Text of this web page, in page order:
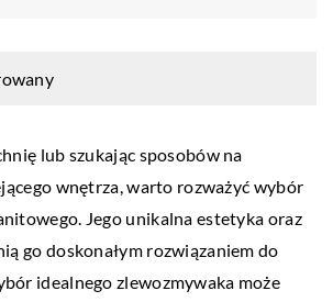
lub szukając sposobów na
wnętrza, warto rozważyć wybór
Jego unikalna estetyka oraz
go doskonałym rozwiązaniem do
idealnego zlewozmywaka może